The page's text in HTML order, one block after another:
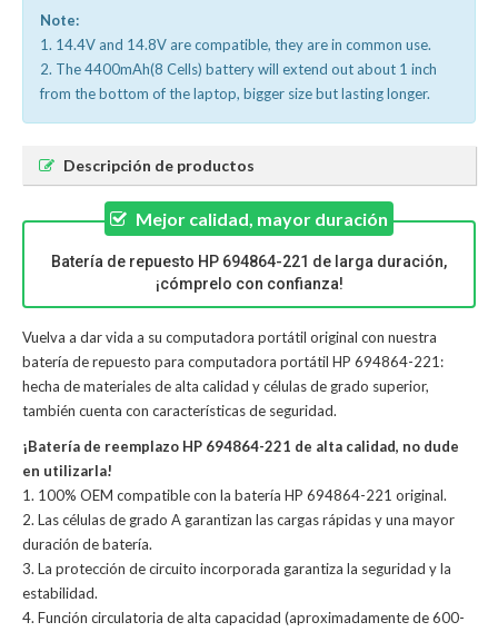
Note:
1. 14.4V and 14.8V are compatible, they are in common use.
2. The 4400mAh(8 Cells) battery will extend out about 1 inch
from the bottom of the laptop, bigger size but lasting longer.
Descripción de productos
Mejor calidad, mayor duración
Batería de repuesto HP 694864-221 de larga duración,
¡cómprelo con confianza!
Vuelva a dar vida a su computadora portátil original con nuestra
batería de repuesto para computadora portátil HP 694864-221:
hecha de materiales de alta calidad y células de grado superior,
también cuenta con características de seguridad.
¡Batería de reemplazo HP 694864-221 de alta calidad, no dude
en utilizarla!
1. 100% OEM compatible con la batería HP 694864-221 original.
2. Las células de grado A garantizan las cargas rápidas y una mayor
duración de batería.
3. La protección de circuito incorporada garantiza la seguridad y la
estabilidad.
4. Función circulatoria de alta capacidad (aproximadamente de 600-